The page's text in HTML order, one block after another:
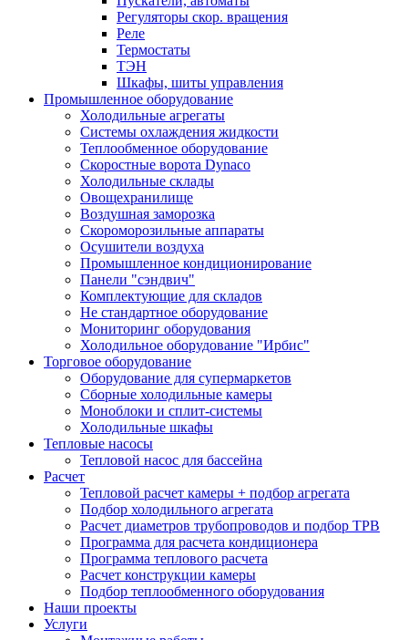
Регуляторы скор. вращения
Реле
Термостаты
ТЭН
Шкафы, шиты управления
Промышленное оборудование
Холодильные агрегаты
Системы охлаждения жидкости
Теплообменное оборудование
Скоростные ворота Dynaco
Холодильные склады
Овощехранилище
Воздушная заморозка
Скороморозильные аппараты
Осушители воздуха
Промышленное кондиционирование
Панели "сэндвич"
Комплектующие для складов
Не стандартное оборудование
Мониторинг оборудования
Холодильное оборудование "Ирбис"
Торговое оборудование
Оборудование для супермаркетов
Сборные холодильные камеры
Моноблоки и сплит-системы
Холодильные шкафы
Тепловые насосы
Тепловой насос для бассейна
Расчет
Тепловой расчет камеры + подбор агрегата
Подбор холодильного агрегата
Расчет диаметров трубопроводов и подбор ТРВ
Программа для расчета кондиционера
Программа теплового расчета
Расчет конструкции камеры
Подбор теплообменного оборудования
Наши проекты
Услуги